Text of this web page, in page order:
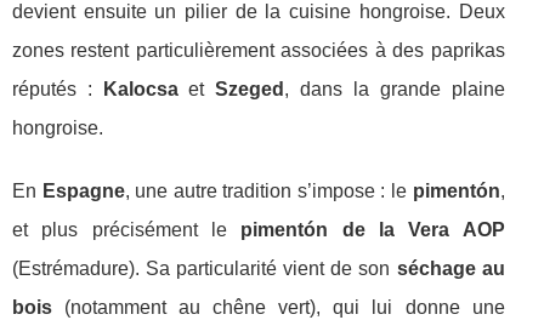
devient ensuite un pilier de la cuisine hongroise. Deux
zones restent particulièrement associées à des paprikas
réputés :
KalocsaetSzeged , dans la grande plaine
hongroise.
En Espagne, une autre tradition s’impose : le pimentón,
et plus précisément le pimentón de la Vera AOP
(Estrémadure). Sa particularité vient de son séchage au
bois (notamment au chêne vert), qui lui donne une